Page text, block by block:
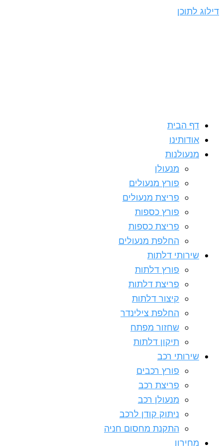
דילוג לתוכן
דף הבית
אודותינו
מנעולנות
מנעולן
פורץ מנעולים
פריצת מנעולים
פורץ כספות
פריצת כספות
החלפת מנעולים
שירותי דלתות
פורץ דלתות
פריצת דלתות
קיצור דלתות
החלפת צילינדר
שחזור מפתח
תיקון דלתות
שירותי רכב
פורץ רכבים
פריצת רכב
מנעולן רכב
ניתוק קודן לרכב
התקנת מחסום חניה
מחירון